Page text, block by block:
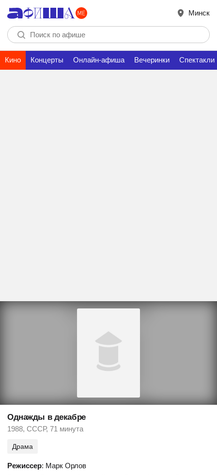
Минск
Кино Концерты Онлайн-афиша Вечеринки Спектакли
Однажды в декабре
1988, СССР, 71 минута
Драма
Режиссер: Марк Орлов